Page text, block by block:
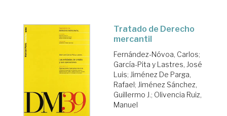
Tratado de Derecho
mercantil
Fernández-Nóvoa, Carlos;
García-Pita y Lastres, José
Luis; Jiménez De Parga,
Rafael; Jiménez Sánchez,
Guillermo J.; Olivencia Ruiz,
Manuel